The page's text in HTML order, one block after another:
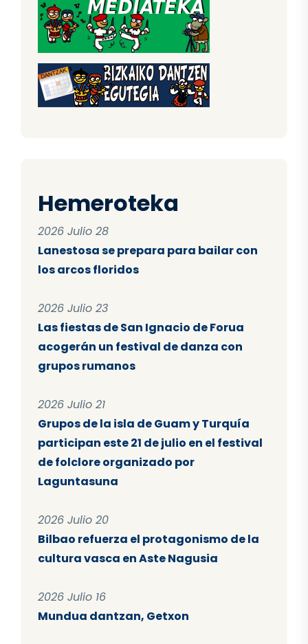
Hemeroteka
2026 Julio 28
Lanestosa se prepara para bailar con
los arcos floridos
2026 Julio 23
Las fiestas de San Ignacio de Forua
acogerán un festival de danza con
grupos rumanos
2026 Julio 21
Grupos de la isla de Guam y Turquía
participan este 21 de julio en el festival
de folclore organizado por
Laguntasuna
2026 Julio 20
Bilbao refuerza el protagonismo de la
cultura vasca en Aste Nagusia
2026 Julio 16
Mundua dantzan, Getxon